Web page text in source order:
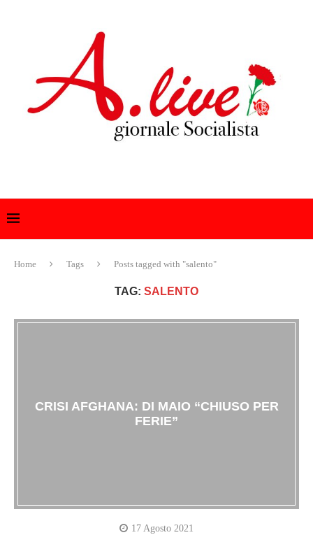
Home Tags Posts tagged with "salento"
TAG: SALENTO
CRISI AFGHANA: DI MAIO “CHIUSO PER
FERIE”
17 Agosto 2021